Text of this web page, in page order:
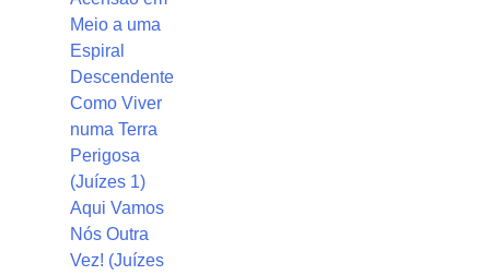
Meio a uma
Espiral
Descendente
Como Viver
numa Terra
Perigosa
(Juízes 1)
Aqui Vamos
Nós Outra
Vez! (Juízes